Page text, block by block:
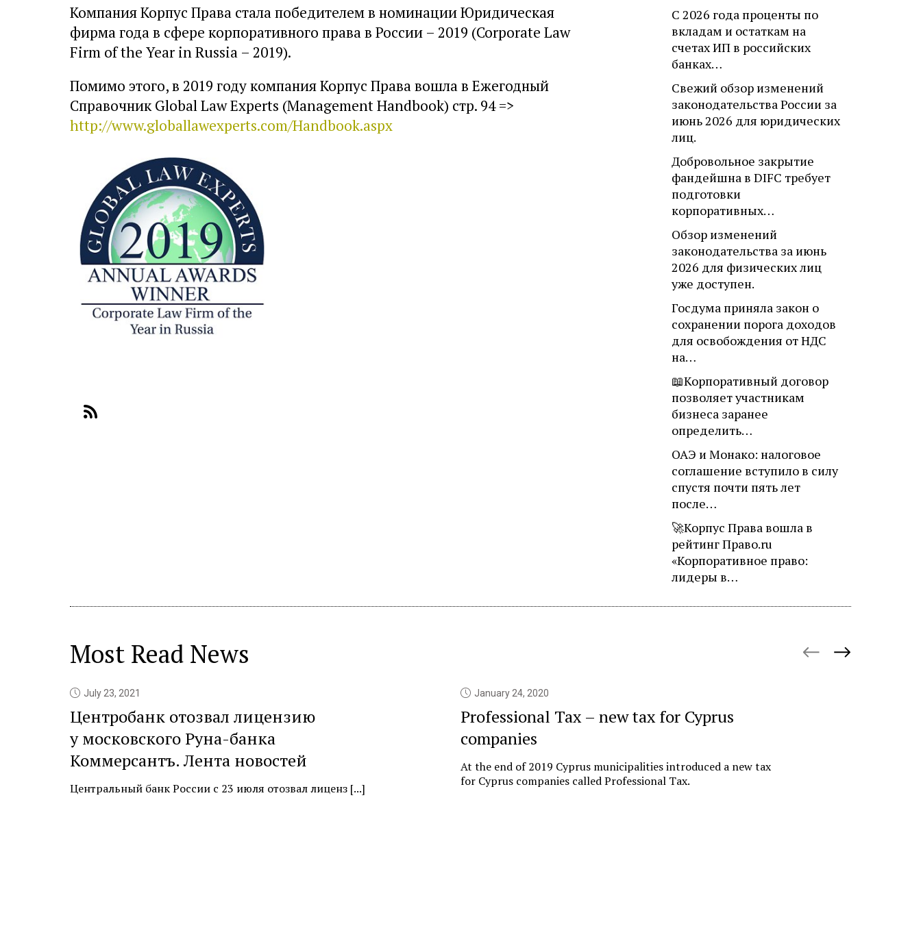
Компания Корпус Права стала победителем в номинации Юридическая
фирма года в сфере корпоративного права в России – 2019 (Corporate Law
Firm of the Year in Russia – 2019).
Помимо этого, в 2019 году компания Корпус Права вошла в Ежегодный
Справочник Global Law Experts (Management Handbook) стр. 94 =>
http://www.globallawexperts.com/Handbook.aspx
С 2026 года проценты по
вкладам и остаткам на
счетах ИП в российских
банках…
Свежий обзор изменений
законодательства России за
июнь 2026 для юридических
лиц.
Добровольное закрытие
фандейшна в DIFC требует
подготовки
корпоративных…
Обзор изменений
законодательства за июнь
2026 для физических лиц
уже доступен.
Госдума приняла закон о
сохранении порога доходов
для освобождения от НДС
на…
📖Корпоративный договор
позволяет участникам
бизнеса заранее
определить…
ОАЭ и Монако: налоговое
соглашение вступило в силу
спустя почти пять лет
после…
🚀Корпус Права вошла в
рейтинг Право.ru
«Корпоративное право:
лидеры в…
Most Read News
July 23, 2021
Центробанк отозвал лицензию
у московского Руна-банка
Коммерсантъ. Лента новостей
Центральный банк России с 23 июля отозвал лиценз [...]
January 24, 2020
Professional Tax – new tax for Cyprus
companies
At the end of 2019 Cyprus municipalities introduced a new tax
for Cyprus companies called Professional Tax.